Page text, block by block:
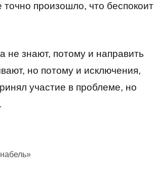
произошло, что беспокоит
не знают, потому и направить
но потому и исключения,
участие в проблеме, но